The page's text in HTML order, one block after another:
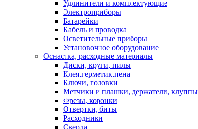
Удлинители и комплектующие
Электроприборы
Батарейки
Кабель и проводка
Осветительные приборы
Установочное оборудование
Оснастка, расходные материалы
Диски, круги, пилы
Клея,герметик,пена
Ключи, головки
Метчики и плашки, держатели, клуппы
Фрезы, коронки
Отвертки, биты
Расходники
Сверла